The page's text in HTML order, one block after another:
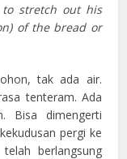
stretch out his
of the bread or
tak ada air.
tenteram. Ada
Bisa dimengerti
pergi ke
berlangsung